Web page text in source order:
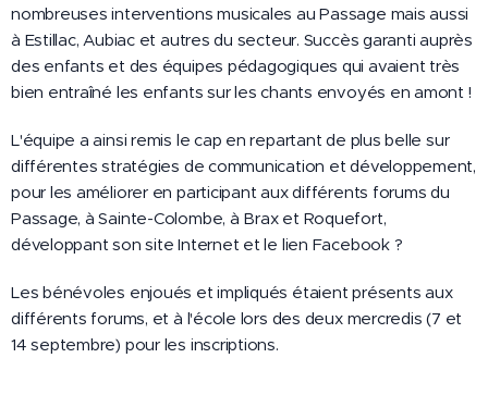
nombreuses interventions musicales au Passage mais aussi
à Estillac, Aubiac et autres du secteur. Succès garanti auprès
des enfants et des équipes pédagogiques qui avaient très
bien entraîné les enfants sur les chants envoyés en amont !
L'équipe a ainsi remis le cap en repartant de plus belle sur
différentes stratégies de communication et développement,
pour les améliorer en participant aux différents forums du
Passage, à Sainte-Colombe, à Brax et Roquefort,
développant son site Internet et le lien Facebook ?
Les bénévoles enjoués et impliqués étaient présents aux
différents forums, et à l'école lors des deux mercredis (7 et
14 septembre) pour les inscriptions.